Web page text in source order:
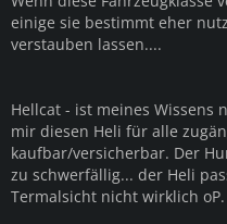
einige sie bestimmt eher
verstauben lassen....
Hellcat - ist meines Wissens
mir diesen Heli für alle
kaufbar/versicherbar. Der
zu schwerfällig... der Heli
Termalsicht nicht wirklich oP.